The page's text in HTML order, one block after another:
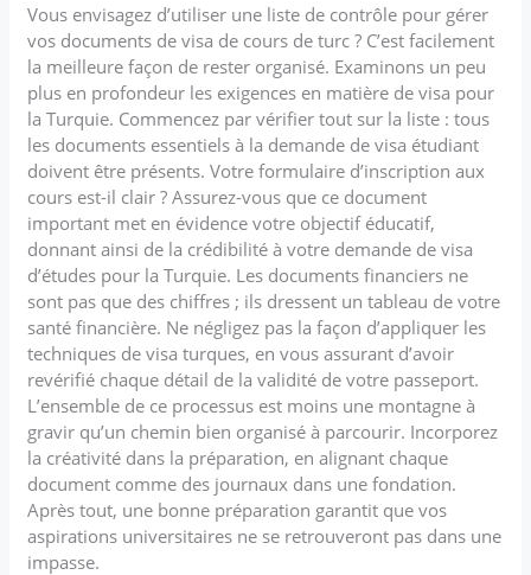
Vous envisagez d’utiliser une liste de contrôle pour gérer
vos documents de visa de cours de turc ? C’est facilement
la meilleure façon de rester organisé. Examinons un peu
plus en profondeur les exigences en matière de visa pour
la Turquie. Commencez par vérifier tout sur la liste : tous
les documents essentiels à la demande de visa étudiant
doivent être présents. Votre formulaire d’inscription aux
cours est-il clair ? Assurez-vous que ce document
important met en évidence votre objectif éducatif,
donnant ainsi de la crédibilité à votre demande de visa
d’études pour la Turquie. Les documents financiers ne
sont pas que des chiffres ; ils dressent un tableau de votre
santé financière. Ne négligez pas la façon d’appliquer les
techniques de visa turques, en vous assurant d’avoir
revérifié chaque détail de la validité de votre passeport.
L’ensemble de ce processus est moins une montagne à
gravir qu’un chemin bien organisé à parcourir. Incorporez
la créativité dans la préparation, en alignant chaque
document comme des journaux dans une fondation.
Après tout, une bonne préparation garantit que vos
aspirations universitaires ne se retrouveront pas dans une
impasse.